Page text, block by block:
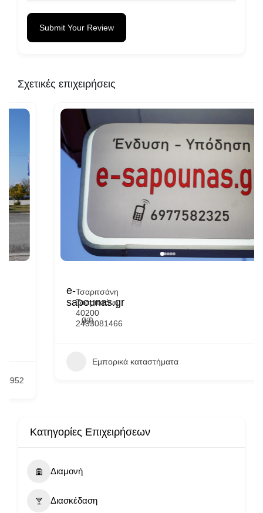
Submit Your Review
Σχετικές επιχειρήσεις
sapounas.gr
Τσαριτσάνη
Τσαριτσάνη
2493081466
Εμπορικά καταστήματα
Κατηγορίες Επιχειρήσεων
Διαμονή
Διασκέδαση